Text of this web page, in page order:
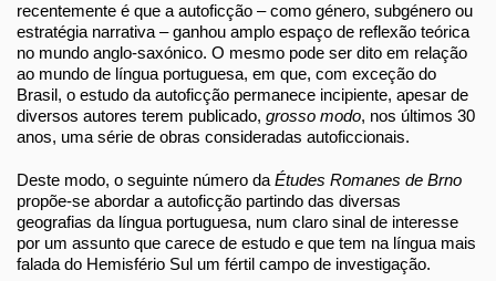
recentemente é que a autoficção – como género, subgénero ou
estratégia narrativa – ganhou amplo espaço de reflexão teórica
no mundo anglo-saxónico. O mesmo pode ser dito em relação
ao mundo de língua portuguesa, em que, com exceção do
Brasil, o estudo da autoficção permanece incipiente, apesar de
diversos autores terem publicado, grosso modo, nos últimos 30
anos, uma série de obras consideradas autoficcionais.
Deste modo, o seguinte número da Études Romanes de Brno
propõe-se abordar a autoficção partindo das diversas
geografias da língua portuguesa, num claro sinal de interesse
por um assunto que carece de estudo e que tem na língua mais
falada do Hemisfério Sul um fértil campo de investigação.